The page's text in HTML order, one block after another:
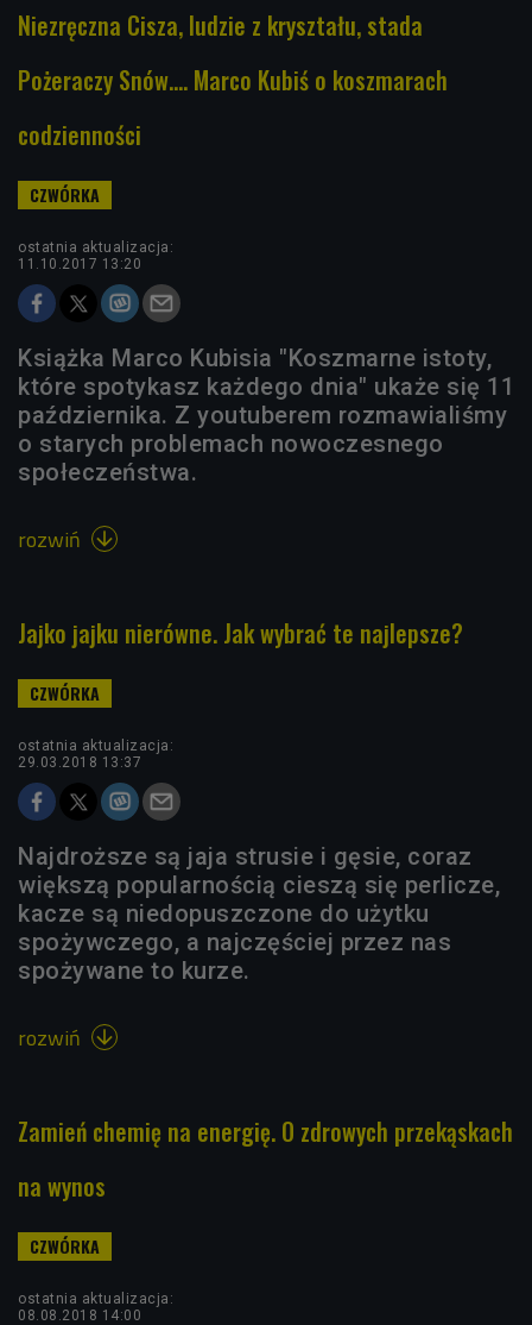
Niezręczna Cisza, ludzie z kryształu, stada
Pożeraczy Snów.... Marco Kubiś o koszmarach
codzienności
ostatnia aktualizacja:
11.10.2017 13:20
Książka Marco Kubisia "Koszmarne istoty,
które spotykasz każdego dnia" ukaże się 11
października. Z youtuberem rozmawialiśmy
o starych problemach nowoczesnego
społeczeństwa.
rozwiń 
Jajko jajku nierówne. Jak wybrać te najlepsze?
ostatnia aktualizacja:
29.03.2018 13:37
Najdroższe są jaja strusie i gęsie, coraz
większą popularnością cieszą się perlicze,
kacze są niedopuszczone do użytku
spożywczego, a najczęściej przez nas
spożywane to kurze.
rozwiń 
Zamień chemię na energię. O zdrowych przekąskach
na wynos
ostatnia aktualizacja:
08.08.2018 14:00